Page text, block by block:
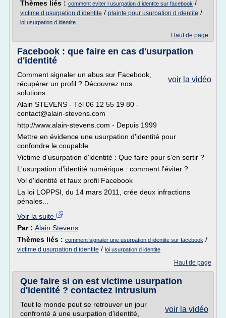
Thèmes liés : comment eviter l usurpation d identite sur facebook /
victime d usurpation d identite / plainte pour usurpation d identite /
loi usurpation d identite
Haut de page
Facebook : que faire en cas d'usurpation
d'identité
voir la vidéo
Comment signaler un abus sur Facebook,
récupérer un profil ? Découvrez nos
solutions.
Alain STEVENS - Tél 06 12 55 19 80 -
contact@alain-stevens.com
http://www.alain-stevens.com - Depuis 1999
Mettre en évidence une usurpation d'identité pour
confondre le coupable.
Victime d'usurpation d'identité : Que faire pour s'en sortir ?
L'usurpation d'identité numérique : comment l'éviter ?
Vol d'identité et faux profil Facebook
La loi LOPPSI, du 14 mars 2011, crée deux infractions
pénales...
Voir la suite
Par : Alain Stevens
Thèmes liés : comment signaler une usurpation d identite sur facebook /
victime d usurpation d identite / loi usurpation d identite
Haut de page
Que faire si on est victime usurpation
d'identité ? contactez intrusium
voir la vidéo
Tout le monde peut se retrouver un jour
confronté à une usurpation d'identité,